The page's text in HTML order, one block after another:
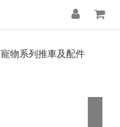
寵物系列推車及配件